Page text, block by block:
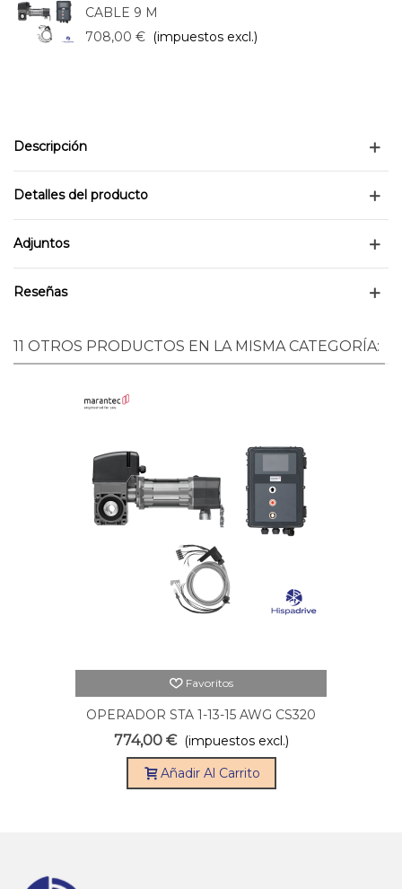
CABLE 9 M
708,00 € (impuestos excl.)
Descripción
Detalles del producto
Adjuntos
Reseñas
11 OTROS PRODUCTOS EN LA MISMA CATEGORÍA:
Favoritos
OPERADOR STA 1-13-15 AWG CS320
CON CABLE 5M
774,00 € (impuestos excl.)
Añadir Al Carrito